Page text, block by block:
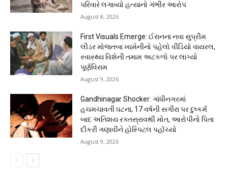
પરિવારે લગાવ્યો હત્યાનો ગંભીર આરોપ
August 8, 2026
First Visuals Emerge: ઈરાનના નવા સુપ્રીમ
લીડર મોજતબા ખામેનીનો પહેલો વીડિયો વાયરલ,
સ્વાસ્થ્ય વિશેની તમામ અટકળો પર લાગ્યો
પૂર્ણવિરામ
August 9, 2026
Gandhinagar Shocker: ગાંધીનગરમાં
હચમચાવતી ઘટના, 17 વર્ષની સગીરા પર દુષ્કર્મ
બાદ અતિશય રક્તસ્રાવથી મોત, આરોપીનો પિતા
દીકરી ગણાવીને હોસ્પિટલ પહોંચ્યો
August 9, 2026